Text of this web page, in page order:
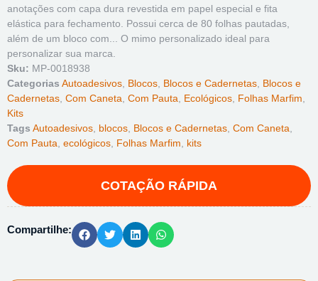
anotações com capa dura revestida em papel especial e fita
elástica para fechamento. Possui cerca de 80 folhas pautadas,
além de um bloco com... O mimo personalizado ideal para
personalizar sua marca.
Sku: MP-0018938
Categorias Autoadesivos Blocos Blocos e Cadernetas Blocos e
Cadernetas Com Caneta Com Pauta Ecológicos Folhas Marfim
Kits
Tags Autoadesivos blocos Blocos e Cadernetas Com Caneta
Com Pauta ecológicos Folhas Marfim kits
Compartilhe: